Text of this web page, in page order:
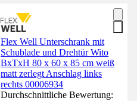
Flex Well Unterschrank mit
Schublade und Drehtür Wito
BxTxH 80 x 60 x 85 cm weiß
matt zerlegt Anschlag links
rechts 00006934
Durchschnittliche Bewertung: